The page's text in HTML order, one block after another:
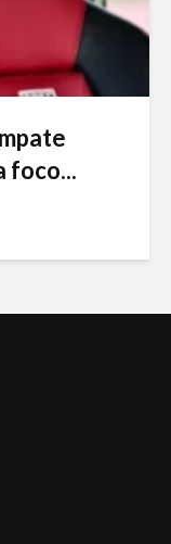
foco...